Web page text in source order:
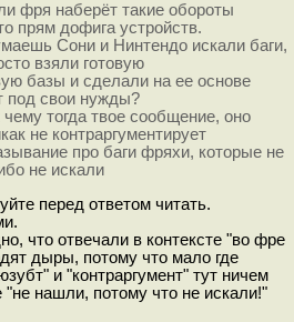
фря наберёт такие обороты
прям дофига устройств.
Сони и Нинтендо искали баги,
взяли готовую
базы и сделали на ее основе
под свои нужды?
тогда твое сообщение, оно
не контраргументирует
про баги фряхи, которые не
не искали
перед ответом читать.
что отвечали в контексте "во фре
дыры, потому что мало где
и "контраргумент" тут ничем
"не нашли, потому что не искали!"